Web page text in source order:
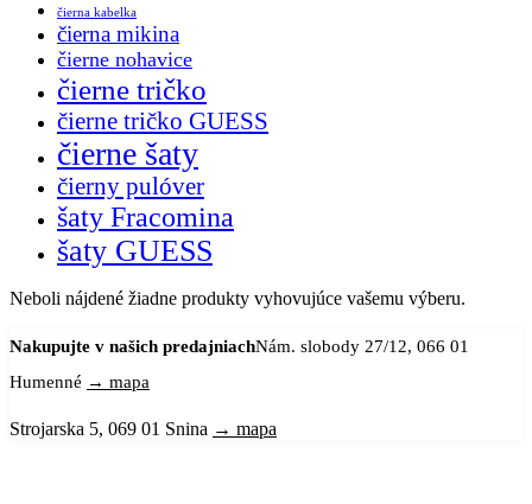
čierna kabelka
čierna mikina
čierne nohavice
čierne tričko
čierne tričko GUESS
čierne šaty
čierny pulóver
šaty Fracomina
šaty GUESS
Neboli nájdené žiadne produkty vyhovujúce vašemu výberu.
Nakupujte v našich predajniachNám. slobody 27/12, 066 01
Humenné → mapa
Strojarska 5, 069 01 Snina → mapa